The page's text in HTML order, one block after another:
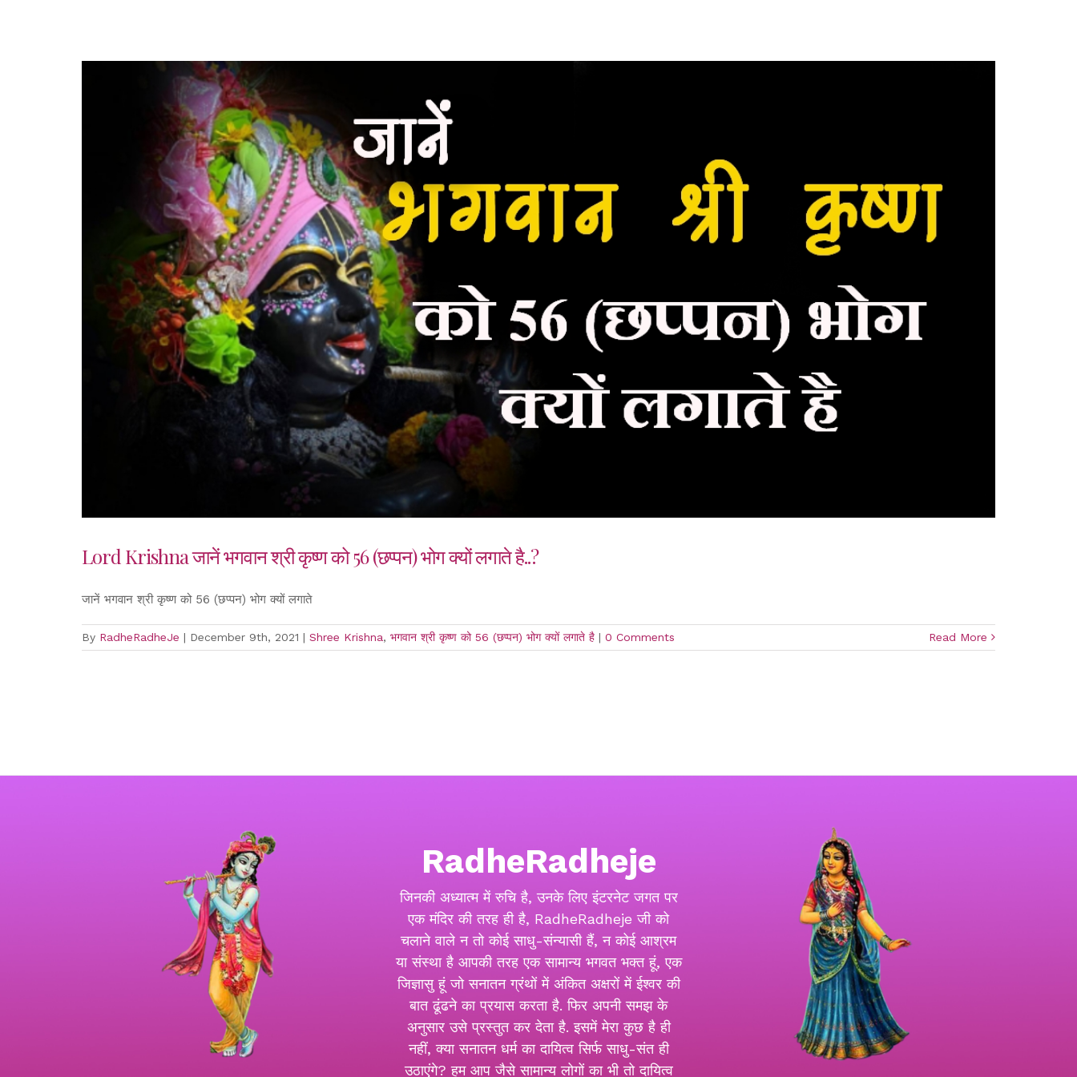
Lord Krishna जानें भगवान श्री कृष्ण को 56 (छप्पन) भोग क्यों लगाते है..?
जानें भगवान श्री कृष्ण को 56 (छप्पन) भोग क्यों लगाते
By RadheRadheJe | December 9th, 2021 | Shree Krishna, भगवान श्री कृष्ण को 56 (छप्पन) भोग क्यों लगाते है | 0 Comments Read More
RadheRadheje
जिनकी अध्यात्म में रुचि है, उनके लिए इंटरनेट जगत पर
एक मंदिर की तरह ही है, RadheRadheje जी को
चलाने वाले न तो कोई साधु-संन्यासी हैं, न कोई आश्रम
या संस्था है आपकी तरह एक सामान्य भगवत भक्त हूं, एक
जिज्ञासु हूं जो सनातन ग्रंथों में अंकित अक्षरों में ईश्वर की
बात ढूंढने का प्रयास करता है. फिर अपनी समझ के
अनुसार उसे प्रस्तुत कर देता है. इसमें मेरा कुछ है ही
नहीं, क्या सनातन धर्म का दायित्व सिर्फ साधु-संत ही
उठाएंगे? हम आप जैसे सामान्य लोगों का भी तो दायित्व